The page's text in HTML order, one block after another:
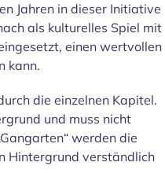
Jahren in dieser Initiative
als kulturelles Spiel mit
einen wertvollen
kann.
die einzelnen Kapitel.
und muss nicht
werden die
Hintergrund verständlich